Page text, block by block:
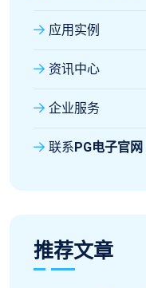
应用实例
资讯中心
企业服务
联系 PG电子官网
推荐文章